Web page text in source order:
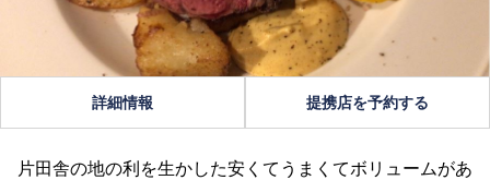
詳細情報 提携店を予約する
片田舎の地の利を生かした安くてうまくてボリュームがあ